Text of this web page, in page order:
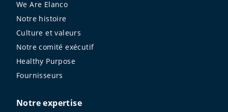
We Are Elanco
Notre histoire
Culture et valeurs
Notre comité exécutif
Healthy Purpose
Fournisseurs
Notre expertise